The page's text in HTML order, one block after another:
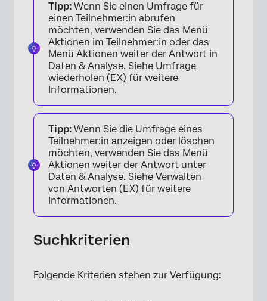
×
×
Tipp: Wenn Sie einen Umfrage für
einen Teilnehmer:in abrufen
möchten, verwenden Sie das Menü
Aktionen im Teilnehmer:in oder das
Menü Aktionen weiter der Antwort in
Daten & Analyse. Siehe Umfrage
wiederholen (EX) für weitere
Informationen.
Tipp: Wenn Sie die Umfrage eines
Teilnehmer:in anzeigen oder löschen
möchten, verwenden Sie das Menü
Aktionen weiter der Antwort unter
Daten & Analyse. Siehe Verwalten
von Antworten (EX) für weitere
Informationen.
Suchkriterien
Folgende Kriterien stehen zur Verfügung: